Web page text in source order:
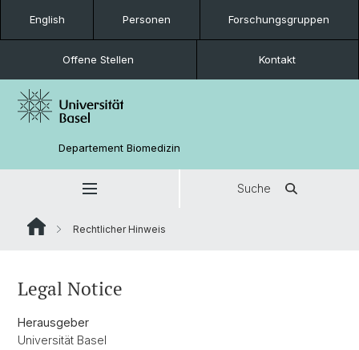
English Personen Forschungsgruppen
Offene Stellen Kontakt
Departement Biomedizin
Suche
Rechtlicher Hinweis
Legal Notice
Herausgeber
Universität Basel